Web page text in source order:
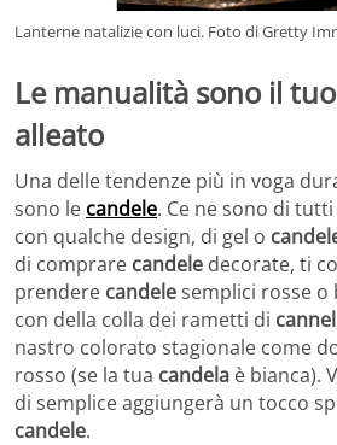
Lanterne natalizie con luci. Foto di Gretty
Le manualità sono il
alleato
Una delle tendenze più in voga
sono le candele. Ce ne sono di
con qualche design, di gel o
di comprare candele decorate, ti
prendere candelesemplici rosse o
con della colla dei rametti di
nastro colorato stagionale come
rosso (se la tua candela è bianca).
di semplice aggiungerà un tocco
candele.